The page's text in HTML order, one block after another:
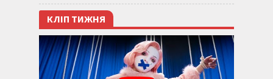
КЛІП ТИЖНЯ